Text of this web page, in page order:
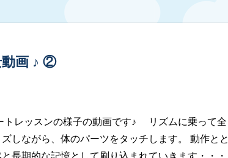
動画 ♪ ②
トレッスンの様子の動画です♪ リズムに乗って全
しながら、体のパーツをタッチします。 動作とと
長期的な記憶として刷り込まれていきます・・・